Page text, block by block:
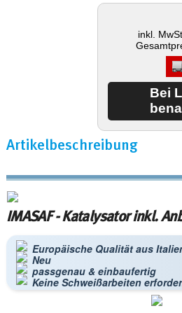
inkl.
Artikelbeschreibung
IMASAF - Katalysator inkl.
Europäische Qualität aus
Neu
passgenau & einbaufertig
Keine Schweißarbeiten